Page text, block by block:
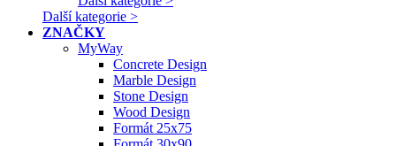
Další kategorie >
ZNAČKY
MyWay
Concrete Design
Marble Design
Stone Design
Wood Design
Formát 25x75